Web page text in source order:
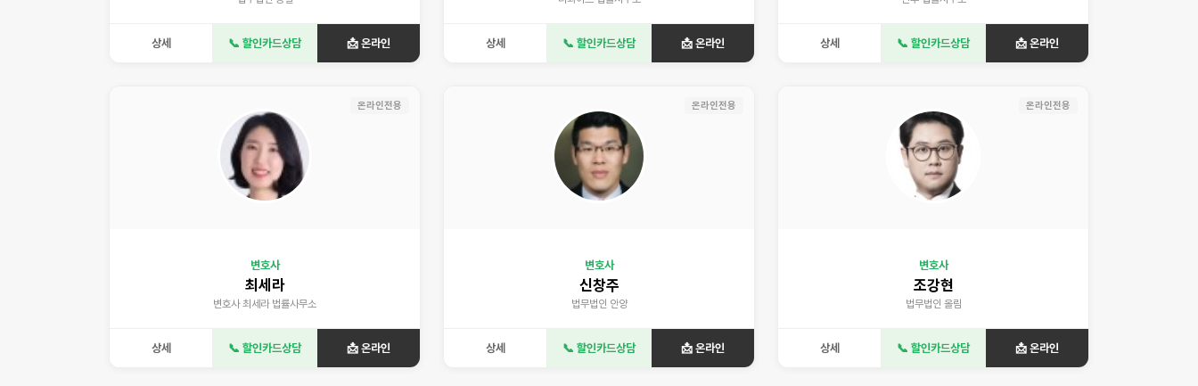
상세 📞 할인카드상담 📩 온라인 상세 📞 할인카드상담 📩 온라인 상세 📞 할인카드상담 📩 온라인
온라인전용
변호사
최세라
변호사 최세라 법률사무소
상세 📞 할인카드상담 📩 온라인
온라인전용
변호사
신창주
법무법인 안양
상세 📞 할인카드상담 📩 온라인
온라인전용
변호사
조강현
법무법인 올림
상세 📞 할인카드상담 📩 온라인